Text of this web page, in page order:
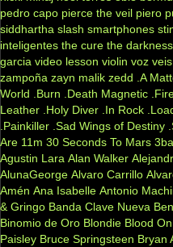
pedro capo pierce the veil piero
siddhartha slash smartphones
inteligentes the cure the darkness
garcia video lesson violin voz veis
zampoña zayn malik zedd .A
World
.Burn .Death Magnetic
Leather .Holy Diver .In Rock
.Painkiller .Sad Wings of Destiny
Are 11m 30 Seconds To Mars
Agustin Lara Alan Walker
AlunaGeorge Alvaro Carrillo
Amén Ana Isabelle Antonio
& Gringo Banda Clave Nueva
Binomio de Oro Blondie Blood
Paisley Bruce Springsteen Bryan